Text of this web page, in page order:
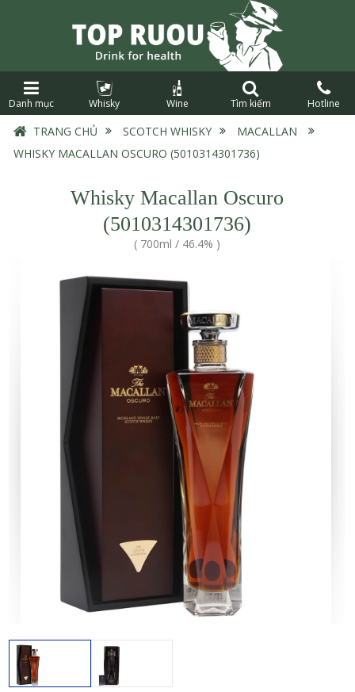
Danh mục Whisky Wine Tìm kiếm Hotline
TRANG CHỦ › SCOTCH WHISKY › MACALLAN
›
WHISKY MACALLAN OSCURO (5010314301736)
Whisky Macallan Oscuro
(5010314301736)
( 700ml / 46.4% )